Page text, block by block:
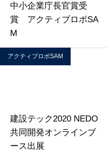
中小企業庁長官賞受
賞 アクティブロボSA
M
アクティブロボSAM
建設テック2020 NEDO
共同開発オンラインブ
ース出展